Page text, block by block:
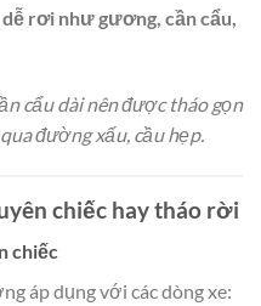
rơi như gương, cần cẩu,
cẩu dài nên được tháo gọn
đường xấu, cầu hẹp.
chiếc hay tháo rời
chiếc
áp dụng với các dòng xe: